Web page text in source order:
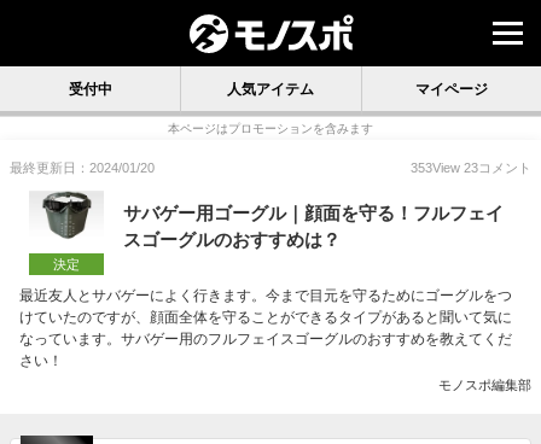
受付中 人気アイテム マイページ
本ページはプロモーションを含みます
最終更新日：2024/01/20 353View 23コメント
決定
サバゲー用ゴーグル｜顔面を守る！フルフェイ
スゴーグルのおすすめは？
最近友人とサバゲーによく行きます。今まで目元を守るためにゴーグルをつ
けていたのですが、顔面全体を守ることができるタイプがあると聞いて気に
なっています。サバゲー用のフルフェイスゴーグルのおすすめを教えてくだ
さい！
モノスポ編集部